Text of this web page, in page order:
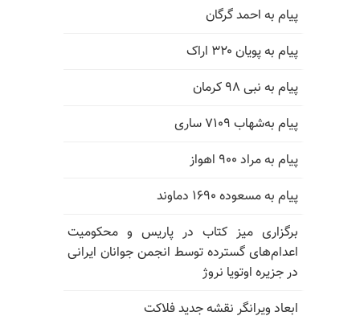
پیام به احمد گرگان
پیام به پویان ۳۲۰ اراک
پیام به نبی ۹۸ کرمان
پیام به‌شهاب ۷۱۰۹ ساری
پیام به مراد ۹۰۰ اهواز
پیام به مسعوده ۱۶۹۰ دماوند
برگزاری میز کتاب در پاریس و محکومیت
اعدام‌های گسترده توسط انجمن جوانان ایرانی
در جزیره اوتویا نروژ
ابعاد ویرانگر نقشه جدید فلاکت